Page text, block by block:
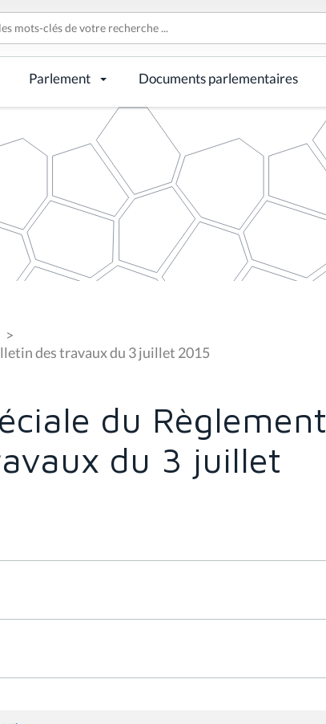
Parlement Documents parlementaires
des travaux du 3 juillet 2015
du Règlement
du 3 juillet